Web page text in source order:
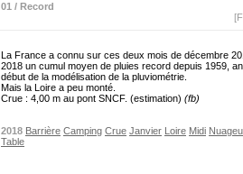
01 / Record
La France a connu sur ces deux mois de décembre
2018 un cumul moyen de pluies record depuis 1959,
début de la modélisation de la pluviométrie.
Mais la Loire a peu monté.
Crue : 4,00 m au pont SNCF. (estimation) (fb)
2018 Barrière Camping Crue Janvier Loire Midi
Table